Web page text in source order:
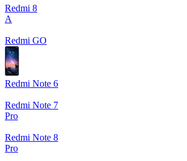
Redmi 8
A
Redmi GO
Redmi Note 6
Redmi Note 7
Pro
Redmi Note 8
Pro